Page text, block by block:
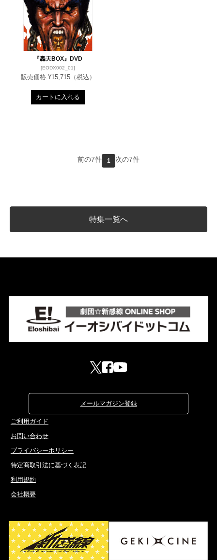
『轟天BOX』DVD
[EODX002_01]
販売価格:¥15,715（税込）
カートに入れる
前の7件 1 次の7件
特集一覧へ
メールマガジン登録
ご利用ガイド
お問い合わせ
プライバシーポリシー
特定商取引法に基づく表記
利用規約
会社概要